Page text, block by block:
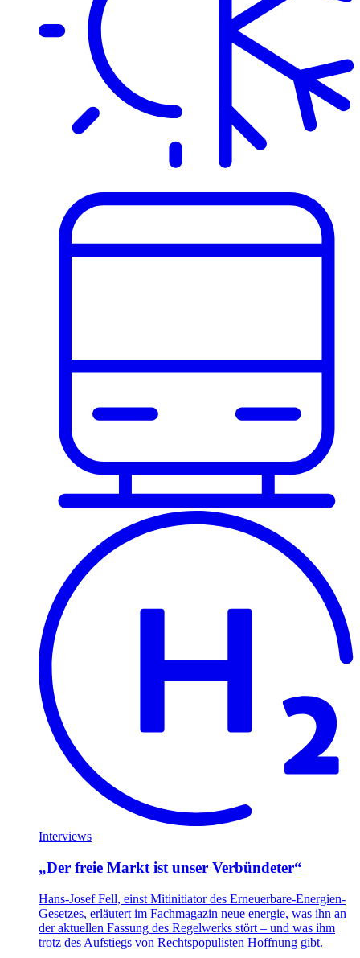
Interviews
„Der freie Markt ist unser Verbündeter“
Hans-Josef Fell, einst Mitinitiator des Erneuerbare-Energien-
Gesetzes, erläutert im Fachmagazin neue energie, was ihn an
der aktuellen Fassung des Regelwerks stört – und was ihm
trotz des Aufstiegs von Rechtspopulisten Hoffnung gibt.